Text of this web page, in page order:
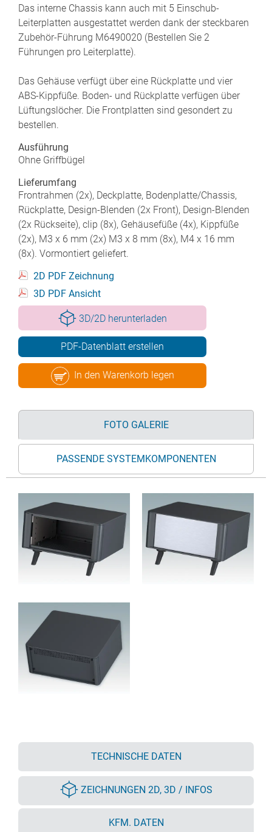
Das interne Chassis kann auch mit 5 Einschub-
Leiterplatten ausgestattet werden dank der steckbaren
Zubehör-Führung M6490020 (Bestellen Sie 2
Führungen pro Leiterplatte).
Das Gehäuse verfügt über eine Rückplatte und vier
ABS-Kippfüße. Boden- und Rückplatte verfügen über
Lüftungslöcher. Die Frontplatten sind gesondert zu
bestellen.
Ausführung
Ohne Griffbügel
Lieferumfang
Frontrahmen (2x), Deckplatte, Bodenplatte/Chassis,
Rückplatte, Design-Blenden (2x Front), Design-Blenden
(2x Rückseite), clip (8x), Gehäusefüße (4x), Kippfüße
(2x), M3 x 6 mm (2x) M3 x 8 mm (8x), M4 x 16 mm
(8x). Vormontiert geliefert.
2D PDF Zeichnung
3D PDF Ansicht
3D/2D herunterladen
PDF-Datenblatt erstellen
In den Warenkorb legen
FOTO GALERIE
PASSENDE SYSTEMKOMPONENTEN
TECHNISCHE DATEN
ZEICHNUNGEN 2D, 3D / INFOS
KFM. DATEN